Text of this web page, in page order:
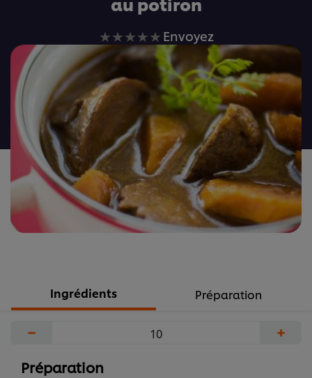
Aucune
évaluation
soumise
pour
ce
recipe
Envoyez
Ingrédients Préparation
− +
Préparation